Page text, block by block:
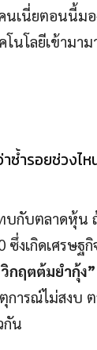
นเนี่ยตอนนี้ม
โนโลยีเข้ามา
ำรอยช่วงไห
กับตลาดหุ้น ถ้
ซึ่งเกิดเศรษฐ
กฤตต้มยํากุ้ง”
ตุการณ์ไม่สงบ
กัน